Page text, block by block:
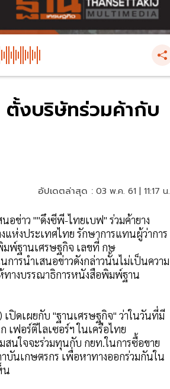
ตั้งบริษัทร่วมค้ากับ
อัปเดตล่าสุด : 03 พ.ค. 61 | 11:17 น.
ข่าว ""ดึงซีพี-ไทยเบฟ" ร่วมค้ายาง
แห่งประเทศไทย รักษาการแทนผู้ว่าการ
มพ์ฐานเศรษฐกิจ เลขที่ กษ
ารนำเสนอข่าวดังกล่าวนั้นไม่เป็นความ
ทางบรรณาธิการหนังสือพิมพ์ฐาน
ปิดเผยกับ "ฐานเศรษฐกิจ" ว่าในวันที่มี
ฟอร์ติไลเซอร์ฯ ในเครือไทย
นใจจะร่วมทุนกับ กยท.ในการซื้อขาย
นเกษตรกร เพื่อหาทางออกร่วมกันใน
น